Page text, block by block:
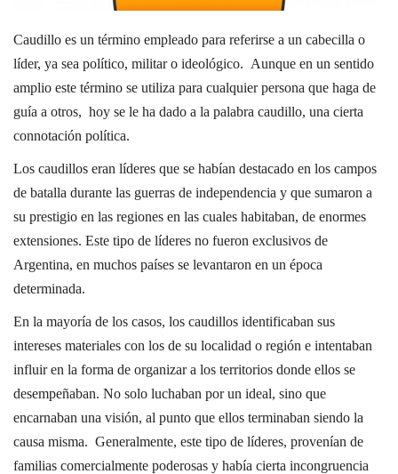
Caudillo es un término empleado para referirse a un cabecilla o
líder, ya sea político, militar o ideológico. Aunque en un sentido
amplio este término se utiliza para cualquier persona que haga de
guía a otros, ​ hoy se le ha dado a la palabra caudillo, una cierta
connotación política.
Los caudillos eran líderes que se habían destacado en los campos
de batalla durante las guerras de independencia y que sumaron a
su prestigio en las regiones en las cuales habitaban, de enormes
extensiones. Este tipo de líderes no fueron exclusivos de
Argentina, en muchos países se levantaron en un época
determinada.
En la mayoría de los casos, los caudillos identificaban sus
intereses materiales con los de su localidad o región e intentaban
influir en la forma de organizar a los territorios donde ellos se
desempeñaban. No solo luchaban por un ideal, sino que
encarnaban una visión, al punto que ellos terminaban siendo la
causa misma. Generalmente, este tipo de líderes, provenían de
familias comercialmente poderosas y había cierta incongruencia